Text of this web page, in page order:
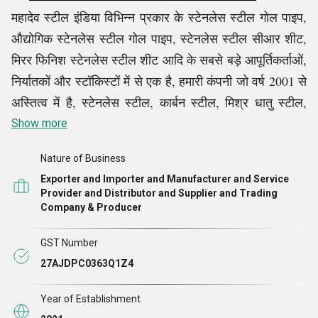
महादेव स्टील इंडिया विभिन्न प्रकार के स्टेनलेस स्टील गोल पाइप,
औद्योगिक स्टेनलेस स्टील गोल पाइप, स्टेनलेस स्टील सीआर शीट,
मिरर फिनिश स्टेनलेस स्टील शीट आदि के सबसे बड़े आपूर्तिकर्ताओं,
निर्यातकों और स्टॉकिस्टों में से एक है, हमारी कंपनी जो वर्ष 2001 से
अस्तित्व में है, स्टेनलेस स्टील, कार्बन स्टील, मिश्र धातु स्टील,
डुप्लेक्स स्टील और उच्च निकल मिश्र धातुओं के लिए भारतीय
है। हम अंतर्राष्ट्रीय मानकीकरण संगठन द्वारा ISO 9001:2015
प्रमाणित संगठनों में से एक हैं जो हमारे संगठन के गुणवत्ता प्रबंधन
को रेखांकित करते हैं।
हमारी कंपनी दुनिया भर के ग्राहकों के लिए स्टेनलेस स्टील और
उच्च निकल मिश्र धातु उत्पादों की खरीद और आपूर्ति करने में
विशिष्ट है। कंपनी का अच्छी तरह से स्टॉक किया गया स्टील महादेव
स्टील इंडिया को शीर्ष पर रखते हुए बाजारों में औद्योगिक और निर्माण
Show more
Nature of Business
Exporter and Importer and Manufacturer and Service
Provider and Distributor and Supplier and Trading
Company & Producer
GST Number
27AJDPC0363Q1Z4
Year of Establishment